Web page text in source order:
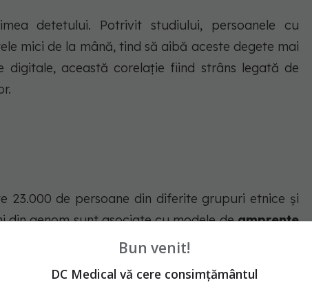
detetului. Potrivit studiului, persoanele cu
mici de la mână, tind să aibă aceste degete mai
digitale, această corelație fiind strâns legată de
23.000 de persoane din diferite grupuri etnice și
din genom sunt asociate cu modele deamprente
regiuni pare că regleză expresia unei gene
rolul său în dezvoltarea membrelor în stadiul
Bun venit!
DC Medical vă cere consimțământul